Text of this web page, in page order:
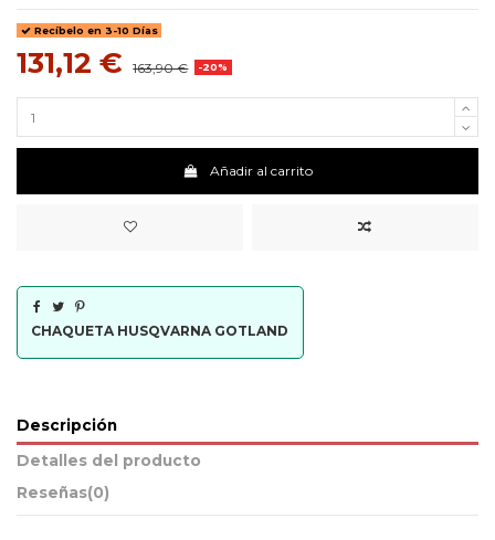
Recíbelo en 3-10 Días
131,12 € 163,90 € -20%
Añadir al carrito
CHAQUETA HUSQVARNA GOTLAND
Descripción
Detalles del producto
Reseñas(0)